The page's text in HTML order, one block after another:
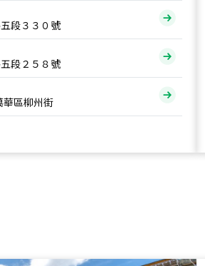
段３３０號
段２５８號
華區柳州街